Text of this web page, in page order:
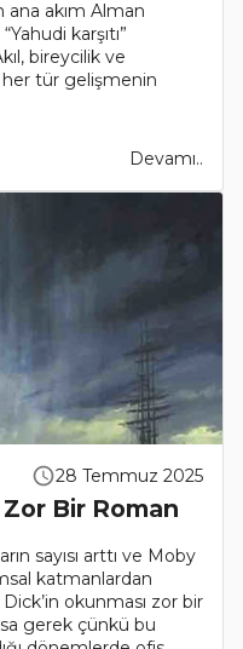
ana akım Alman
karşıtı”
bireycilik ve
her tür gelişmenin
Devamı..
28 Temmuz 2025
Bir Roman
sayısı arttı ve Moby
katmanlardan
okunması zor bir
gerek çünkü bu